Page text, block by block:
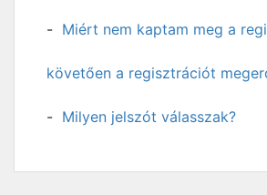
Miért nem kaptam meg a
követően a regisztrációt
Milyen jelszót válasszak?